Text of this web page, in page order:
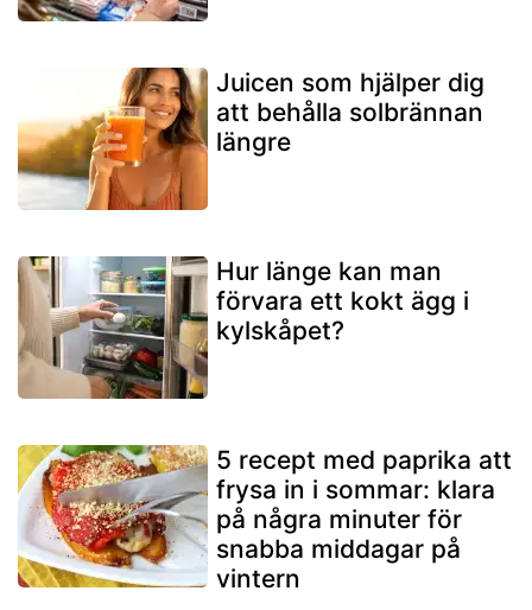
Juicen som hjälper dig
att behålla solbrännan
längre
Hur länge kan man
förvara ett kokt ägg i
kylskåpet?
5 recept med paprika att
frysa in i sommar: klara
på några minuter för
snabba middagar på
vintern